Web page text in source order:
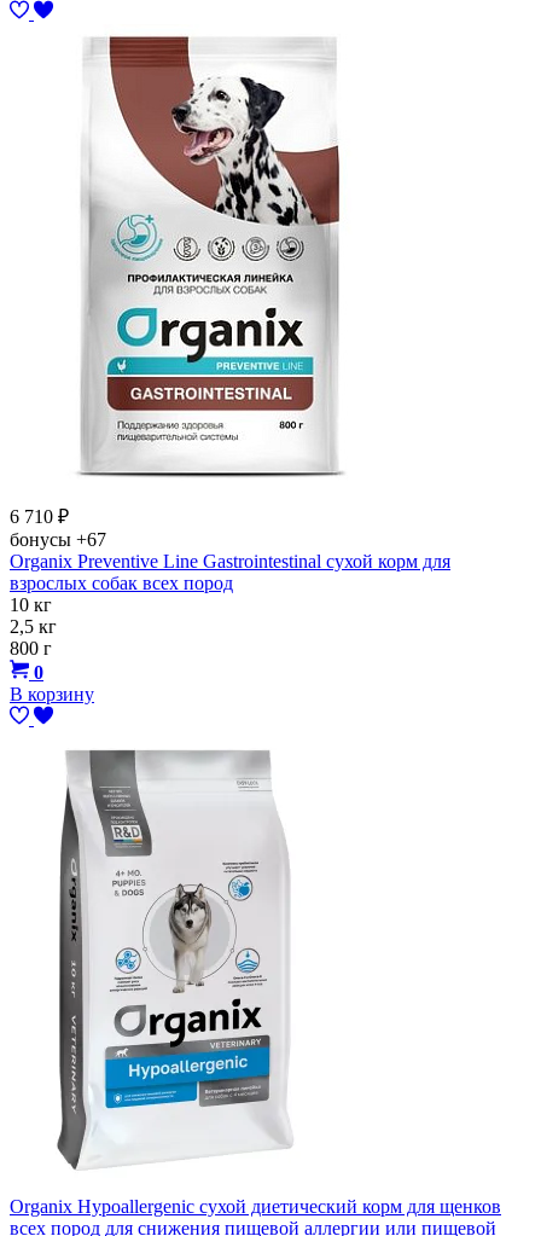
6 710 ₽
бонусы +67
Organix Preventive Line Gastrointestinal сухой корм для
взрослых собак всех пород
10 кг
2,5 кг
800 г
0
В корзину
Organix Hypoallergenic сухой диетический корм для щенков
всех пород для снижения пищевой аллергии или пищевой